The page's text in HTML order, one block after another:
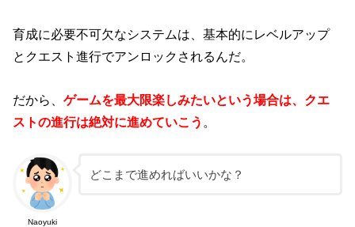
育成に必要不可欠なシステムは、基本的にレベルアップ
とクエスト進行でアンロックされるんだ。
だから、ゲームを最大限楽しみたいという場合は、クエ
ストの進行は絶対に進めていこう 。
Naoyuki
どこまで進めればいいかな？